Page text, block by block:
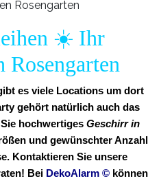
☀️ Ihr
es viele Locations um dort
gehört natürlich auch das
hochwertiges Geschirr in
und gewünschter Anzahl
Kontaktieren Sie unsere
Bei DekoAlarm © können